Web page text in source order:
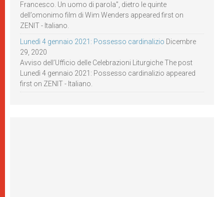
Francesco. Un uomo di parola”, dietro le quinte
dell’omonimo film di Wim Wenders appeared first on
ZENIT - Italiano.
Lunedì 4 gennaio 2021: Possesso cardinalizio Dicembre
29, 2020
Avviso dell’Ufficio delle Celebrazioni Liturgiche The post
Lunedì 4 gennaio 2021: Possesso cardinalizio appeared
first on ZENIT - Italiano.